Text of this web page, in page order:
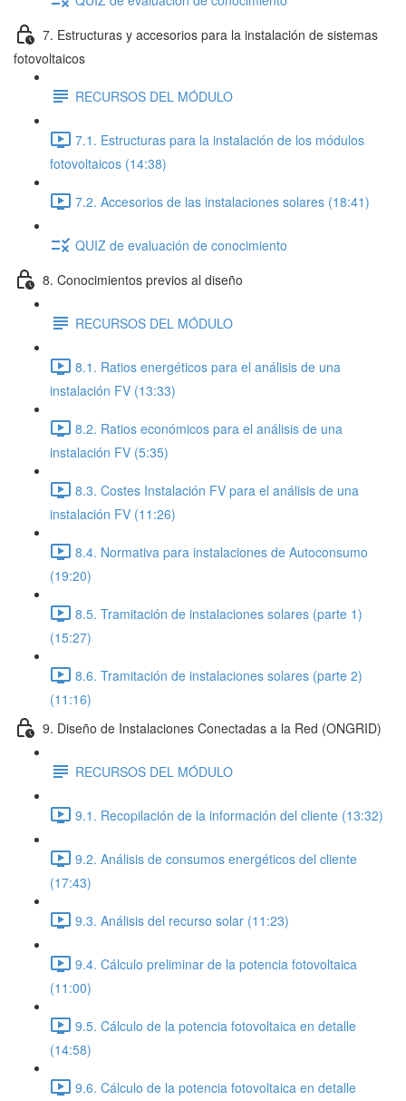
7. Estructuras y accesorios para la instalación de sistemas
fotovoltaicos
RECURSOS DEL MÓDULO
7.1. Estructuras para la instalación de los módulos
fotovoltaicos (14:38)
7.2. Accesorios de las instalaciones solares (18:41)
QUIZ de evaluación de conocimiento
8. Conocimientos previos al diseño
RECURSOS DEL MÓDULO
8.1. Ratios energéticos para el análisis de una
instalación FV (13:33)
8.2. Ratios económicos para el análisis de una
instalación FV (5:35)
8.3. Costes Instalación FV para el análisis de una
instalación FV (11:26)
8.4. Normativa para instalaciones de Autoconsumo
(19:20)
8.5. Tramitación de instalaciones solares (parte 1)
(15:27)
8.6. Tramitación de instalaciones solares (parte 2)
(11:16)
9. Diseño de Instalaciones Conectadas a la Red (ONGRID)
RECURSOS DEL MÓDULO
9.1. Recopilación de la información del cliente (13:32)
9.2. Análisis de consumos energéticos del cliente
(17:43)
9.3. Análisis del recurso solar (11:23)
9.4. Cálculo preliminar de la potencia fotovoltaica
(11:00)
9.5. Cálculo de la potencia fotovoltaica en detalle
(14:58)
9.6. Cálculo de la potencia fotovoltaica en detalle